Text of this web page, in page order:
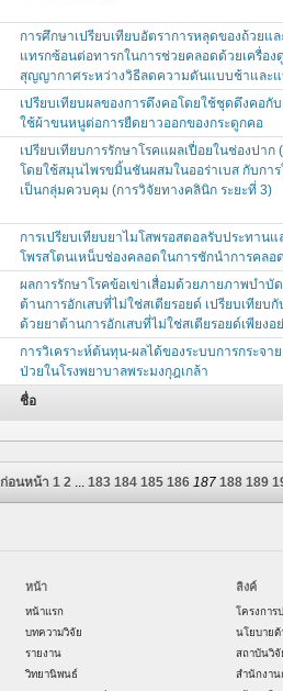
การศึกษาเปรียบเทียบอัตราการหลุดของถ้วยแล
แทรกซ้อนต่อทารกในการช่วยคลอดด้วยเครื่อง
สุญญากาศระหว่างวิธีลดความดันแบบช้าและแ
เปรียบเทียบผลของการดึงคอโดยใช้ชุดดึงคอกั
ใช้ผ้าขนหนูต่อการยืดยาวออกของกระดูกคอ
เปรียบเทียบการรักษาโรคแผลเปื่อยในช่องปาก
โดยใช้สมุนไพรขมิ้นชันผสมในออร่าเบส กับการ
เป็นกลุ่มควบคุม (การวิจัยทางคลินิก ระยะที่ 3)
การเปรียบเทียบยาไมโสพรอสตอลรับประทานแ
โพรสโตนเหน็บช่องคลอดในการชักนำการคลอด
ผลการรักษาโรคข้อเข่าเสื่อมด้วยภายภาพบำบั
ต้านการอักเสบที่ไม่ใช่สเตียรอยด์ เปรียบเทียบกั
ด้วยยาต้านการอักเสบที่ไม่ใช่สเตียรอยด์เพียงอ
การวิเคราะห์ต้นทุน-ผลได้ของระบบการกระจา
ป่วยในโรงพยาบาลพระมงกุฎเกล้า
ชื่อ
ก่อนหน้า 1 2 ... 183 184 185 186 187 188 189
หน้า
หน้าแรก
บทความวิจัย
รายงาน
วิทยานิพนธ์
ลิงค์
โครงการ
นโยบาย
สถาบันวิ
สำนักงา